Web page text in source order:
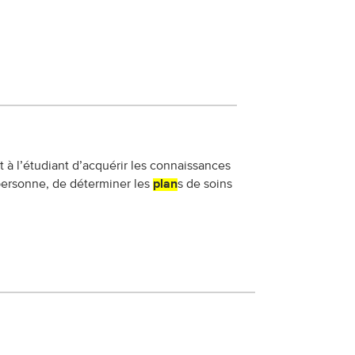
l’étudiant d’acquérir les connaissances
de déterminer les plans de soins